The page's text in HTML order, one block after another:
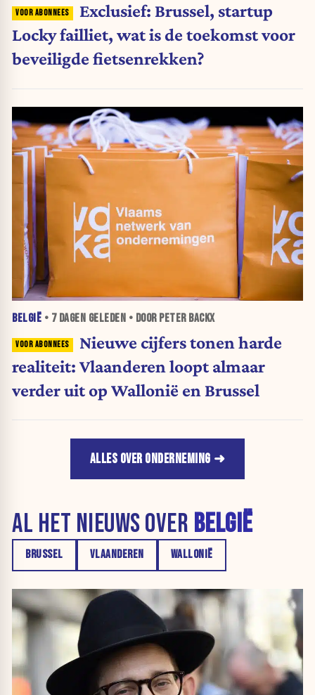
Exclusief: Brussel, startup
Locky failliet, wat is de toekomst voor
beveiligde fietsenrekken?
BELGIË • 7 DAGEN GELEDEN • DOOR PETER BACKX
Nieuwe cijfers tonen harde
realiteit: Vlaanderen loopt almaar
verder uit op Wallonië en Brussel
ALLES OVER ONDERNEMING
AL HET NIEUWS OVER BELGIË
BRUSSEL VLAANDEREN WALLONIË